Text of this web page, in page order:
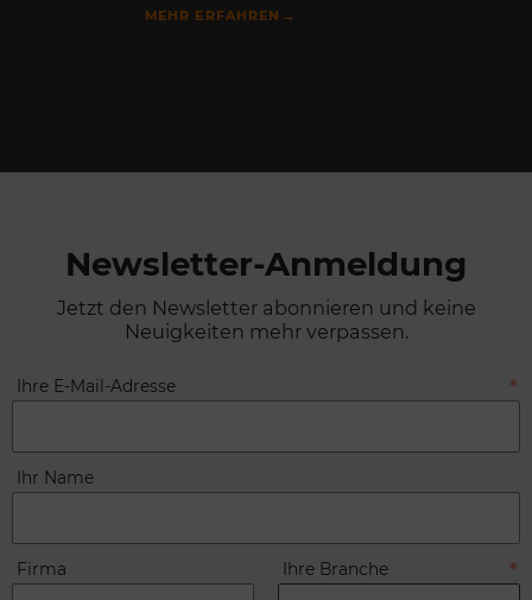
MEHR ERFAHREN →
Newsletter-Anmeldung
Jetzt den Newsletter abonnieren und keine
Neuigkeiten mehr verpassen.
Ihre E-Mail-Adresse
Ihr Name
Firma Ihre Branche